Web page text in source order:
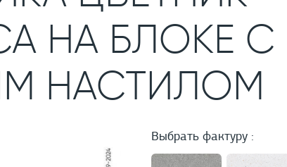
НА БЛОКЕ С
НАСТИЛОМ
Выбрать фактуру :